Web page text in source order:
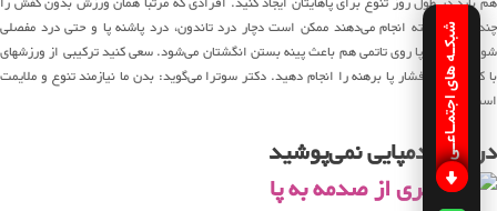
چند بار در هفته انجام می‌دهند ممکن است دچار درد تاندون، درد پاشنه پا و حتی درد مفصلی
شوند و رقص پا روی تاتمی هم باعث پینه بستن انگشتان می‌شود. سعی کنید ترکیبی از ورزشهای
با کفش و کم فشار پا برهنه را انجام دهید. دکتر سوترا می‌گوید: بدن ما نیازمند تنوع و ملایمت
است.
در خانه دمپایی نمی‌پوشید
شبکـه های اجتمـاعـی